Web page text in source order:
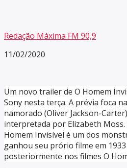
Redação Máxima FM 90,9
11/02/2020
Um novo trailer de O Homem
Sony nesta terça. A prévia foca
namorado (Oliver Jackson-
interpretada por Elizabeth Moss.
Homem Invisível é um dos
ganhou seu prório filme em
posteriormente nos filmes O